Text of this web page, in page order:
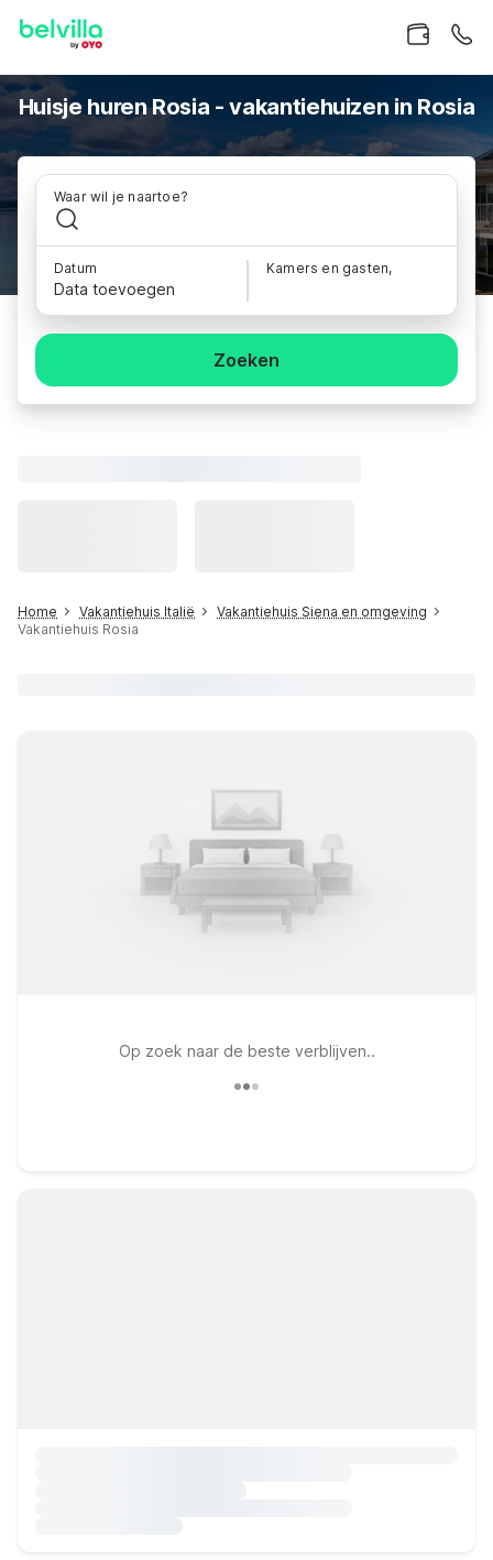
Huisje huren Rosia - vakantiehuizen in Rosia
Waar wil je naartoe?
Datum
Data toevoegen
Kamers en gasten,
Zoeken
Home Vakantiehuis Italië
Vakantiehuis Siena en omgeving
Vakantiehuis Rosia
Op zoek naar de beste verblijven..